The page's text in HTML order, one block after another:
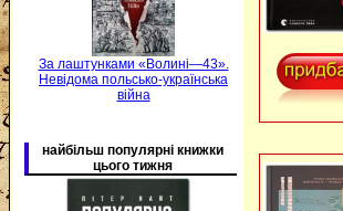
За лаштунками «Волині—43».
Невідома польсько-українська
війна
найбільш популярні книжки
цього тижня